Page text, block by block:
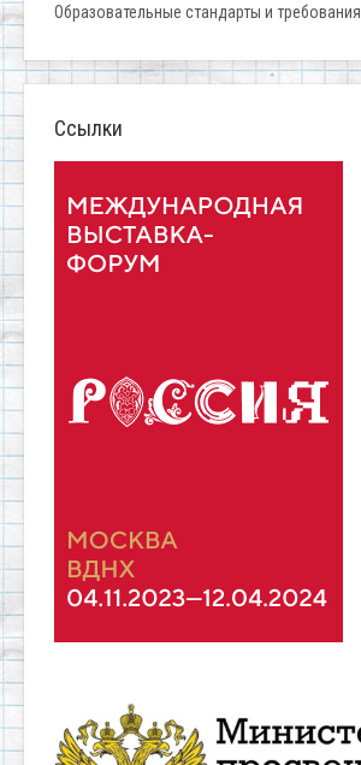
Образовательные стандарты и требования
Ссылки